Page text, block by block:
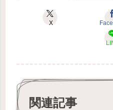
X
関連記事